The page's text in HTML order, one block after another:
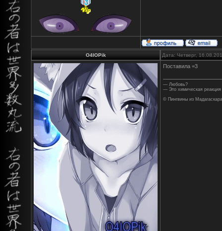
O4IOPik Дата: Четверг,
Поставила =3
— Любовь?
— Это химическая
© Пингвины из Мадагаскара